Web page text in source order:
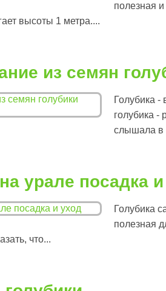
полезная
высоты 1 метра....
из семян
Голубика
голубика -
слышала в
урале посадка
Голубика
полезная
что...